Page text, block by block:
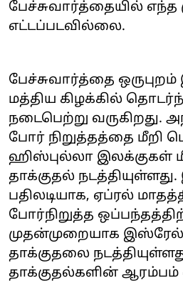
பேச்சுவார்த்தையில் எந்த
எட்டப்படவில்லை.
பேச்சுவார்த்தை ஒருபுறம்
மத்திய கிழக்கில்
நடைபெற்று வருகிறது.
போர் நிறுத்தத்தை மீறி
ஹிஸ்புல்லா இலக்குகள்
தாக்குதல்
பதிலடியாக, ஏப்ரல்
போர்நிறுத்த
முதன்முறையாக
தாக்குதலை
தாக்குதல்களின்